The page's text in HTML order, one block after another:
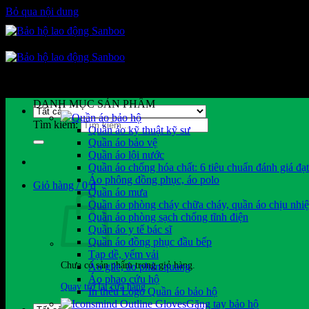
Bỏ qua nội dung
Tìm kiếm:
Giỏ hàng /0₫
Chưa có sản phẩm trong giỏ hàng.
Quay trở lại cửa hàng
DANH MỤC SẢN PHẨM
Quần áo bảo hộ
Quần áo kỹ thuật kỹ sư
Quần áo bảo vệ
Quần áo lội nước
Quần áo chống hóa chất: 6 tiêu chuẩn đánh giá
Áo phông đồng phục, áo polo
Quần áo mưa
Quần áo phòng cháy chữa cháy, quần áo chịu
Quần áo phòng sạch chống tĩnh điện
Quần áo y tế bác sĩ
Quần áo đồng phục đầu bếp
Tạp dề, yếm vải
Áo gile, áo phản quang
Áo phao cứu hộ
In thêu Logo Quần áo bảo hộ
Găng tay bảo hộ